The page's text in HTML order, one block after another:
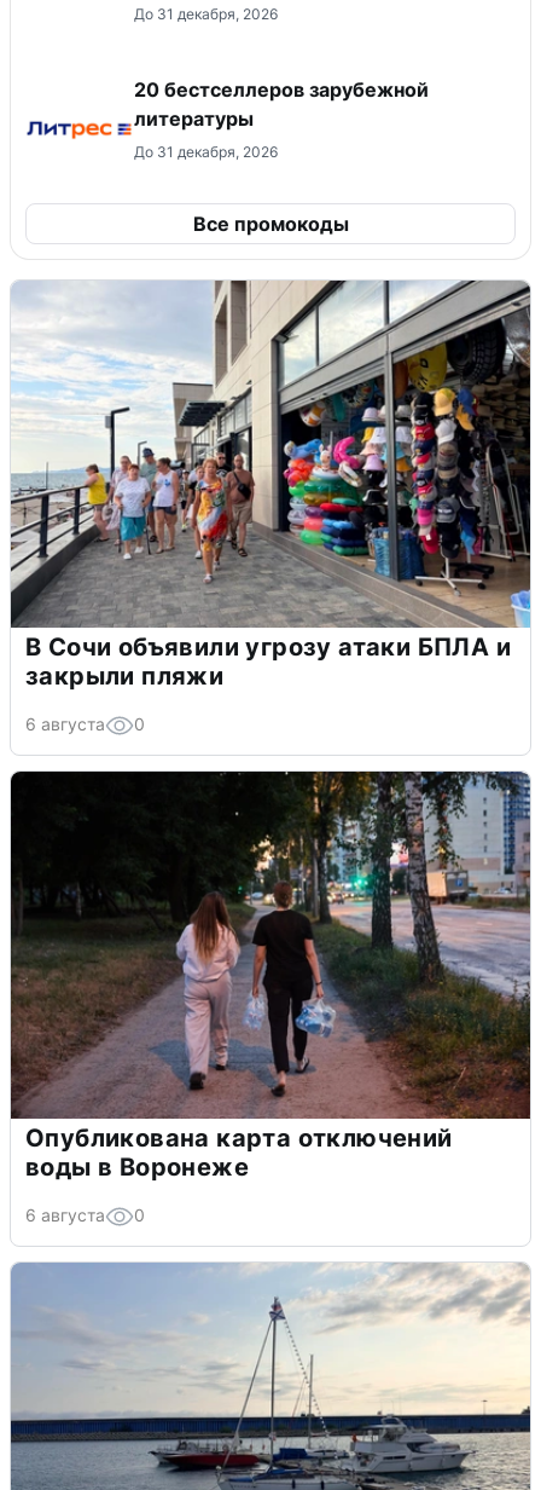
До 31 декабря, 2026
20 бестселлеров зарубежной
литературы
До 31 декабря, 2026
Все промокоды
В Сочи объявили угрозу атаки БПЛА и
закрыли пляжи
6 августа 0
Опубликована карта отключений
воды в Воронеже
6 августа 0